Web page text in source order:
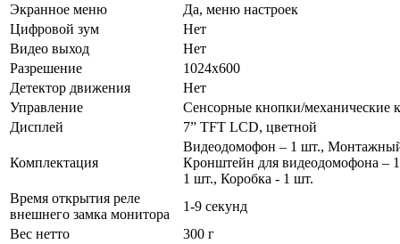
Экранное меню
Да, меню настроек
Цифровой зум
Нет
Видео выход
Нет
Разрешение
1024х600
Детектор движения
Нет
Управление
Сенсорные кнопки/механические
Дисплей
7” TFT LCD, цветной
Комплектация
Видеодомофон – 1 шт.,
Кронштейн для видеодомофона –
1 шт., Коробка - 1 шт.
Время открытия реле
внешнего замка монитора
1-9 секунд
Вес нетто
300 г